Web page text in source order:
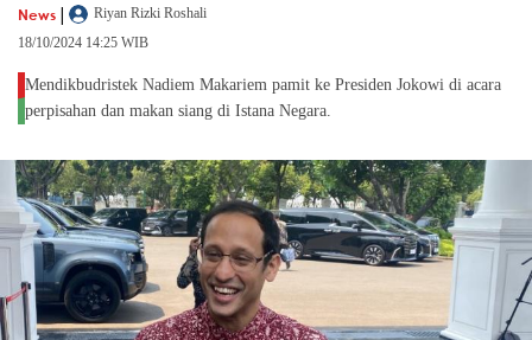
News |
Riyan Rizki Roshali
18/10/2024 14:25 WIB
Mendikbudristek Nadiem Makariem pamit ke Presiden Jokowi di acara
perpisahan dan makan siang di Istana Negara.